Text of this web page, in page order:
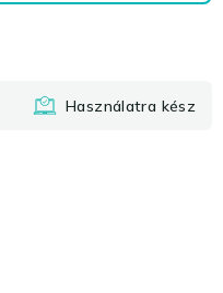
Használatra kész